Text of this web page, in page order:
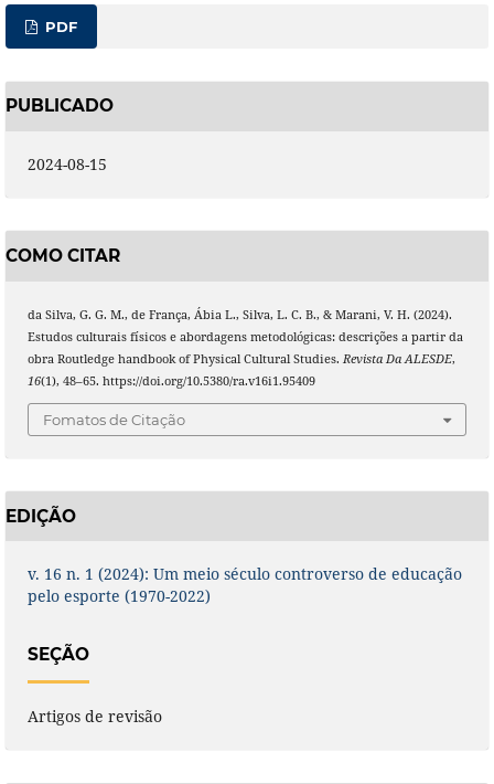
PDF
PUBLICADO
2024-08-15
COMO CITAR
da Silva, G. G. M., de França, Ábia L., Silva, L. C. B., & Marani, V. H. (2024).
Estudos culturais físicos e abordagens metodológicas: descrições a partir da
obra Routledge handbook of Physical Cultural Studies. Revista Da ALESDE,
16(1), 48–65. https://doi.org/10.5380/ra.v16i1.95409
Fomatos de Citação
EDIÇÃO
v. 16 n. 1 (2024): Um meio século controverso de educação
pelo esporte (1970-2022)
SEÇÃO
Artigos de revisão